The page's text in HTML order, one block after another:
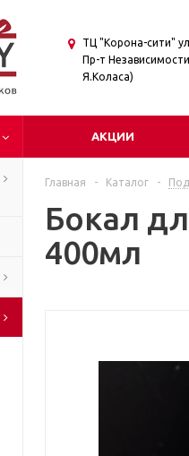
ТЦ "Корона-сити"
Пр-т
Я.Коласа)
АКЦИИ
Главная - Каталог -
Бокал
400мл